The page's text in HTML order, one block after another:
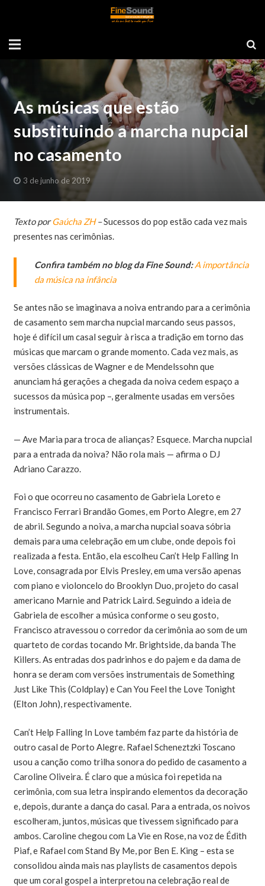
As músicas que estão
substituindo a marcha nupcial
no casamento
3 de junho de 2019
Texto porGaúcha ZH–Sucessos do pop estão cada vez mais
presentes nas cerimônias.
Confira também no blog da Fine Sound:A importância
da música na infância
Se antes não se imaginava a noiva entrando para a cerimônia
de casamento sem marcha nupcial marcando seus passos,
hoje é difícil um casal seguir à risca a tradição em torno das
músicas que marcam o grande momento. Cada vez mais, as
versões clássicas de Wagner e de Mendelssohn que
anunciam há gerações a chegada da noiva cedem espaço a
sucessos da música pop –, geralmente usadas em versões
instrumentais.
— Ave Maria para troca de alianças? Esquece. Marcha nupcial
para a entrada da noiva? Não rola mais — afirma o DJ
Adriano Carazzo.
Foi o que ocorreu no casamento de Gabriela Loreto e
Francisco Ferrari Brandão Gomes, em Porto Alegre, em 27
de abril. Segundo a noiva, a marcha nupcial soava sóbria
demais para uma celebração em um clube, onde depois foi
realizada a festa. Então, ela escolheu Can’t Help Falling In
Love, consagrada por Elvis Presley, em uma versão apenas
com piano e violoncelo do Brooklyn Duo, projeto do casal
americano Marnie and Patrick Laird. Seguindo a ideia de
Gabriela de escolher a música conforme o seu gosto,
Francisco atravessou o corredor da cerimônia ao som de um
quarteto de cordas tocando Mr. Brightside, da banda The
Killers. As entradas dos padrinhos e do pajem e da dama de
honra se deram com versões instrumentais de Something
Just Like This (Coldplay) e Can You Feel the Love Tonight
(Elton John), respectivamente.
Can’t Help Falling In Love também faz parte da história de
outro casal de Porto Alegre. Rafael Scheneztzki Toscano
usou a canção como trilha sonora do pedido de casamento a
Caroline Oliveira. É claro que a música foi repetida na
cerimônia, com sua letra inspirando elementos da decoração
e, depois, durante a dança do casal. Para a entrada, os noivos
escolheram, juntos, músicas que tivessem significado para
ambos. Caroline chegou com La Vie en Rose, na voz de Édith
Piaf, e Rafael com Stand By Me, por Ben E. King – esta se
consolidou ainda mais nas playlists de casamentos depois
que um coral gospel a interpretou na celebração real de